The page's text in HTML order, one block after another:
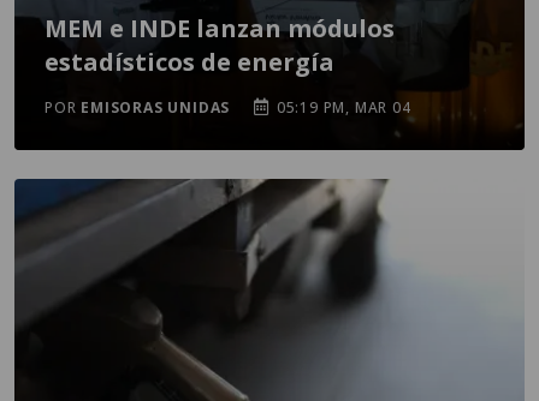
MEM e INDE lanzan módulos
estadísticos de energía
POR EMISORAS UNIDAS 05:19 PM, MAR 04